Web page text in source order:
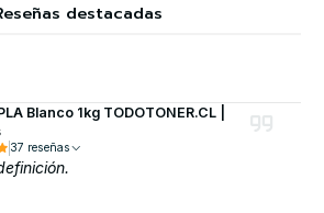
destacadas
Blanco 1kg TODOTONER.CL |
37 reseñas